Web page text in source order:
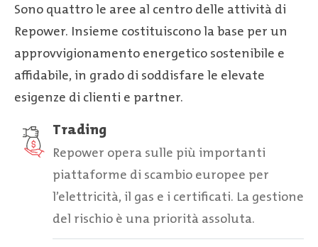
Sono quattro le aree al centro delle attività di
Repower. Insieme costituiscono la base per un
approvvigionamento energetico sostenibile e
affidabile, in grado di soddisfare le elevate
esigenze di clienti e partner.
Trading
Repower opera sulle più importanti
piattaforme di scambio europee per
l’elettricità, il gas e i certificati. La gestione
del rischio è una priorità assoluta.